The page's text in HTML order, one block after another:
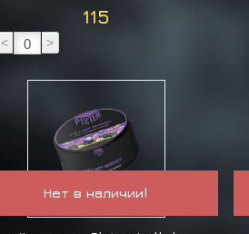
115
< >
Нет в наличии!